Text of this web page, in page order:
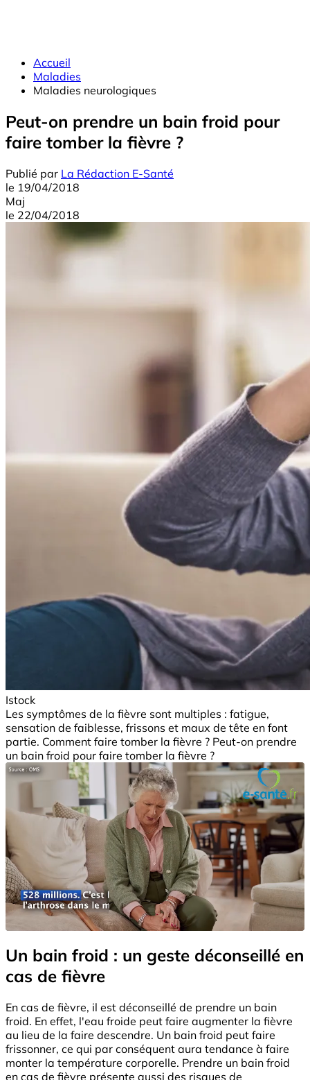
Accueil
Maladies
Maladies neurologiques
Peut-on prendre un bain froid pour
faire tomber la fièvre ?
Publié par La Rédaction E-Santé
le 19/04/2018
Maj
le 22/04/2018
Istock
Les symptômes de la fièvre sont multiples : fatigue,
sensation de faiblesse, frissons et maux de tête en font
partie. Comment faire tomber la fièvre ? Peut-on prendre
un bain froid pour faire tomber la fièvre ?
Un bain froid : un geste déconseillé en
cas de fièvre
En cas de fièvre, il est déconseillé de prendre un bain
froid. En effet, l'eau froide peut faire augmenter la fièvre
au lieu de la faire descendre. Un bain froid peut faire
frissonner, ce qui par conséquent aura tendance à faire
monter la température corporelle. Prendre un bain froid
en cas de fièvre présente aussi des risques de